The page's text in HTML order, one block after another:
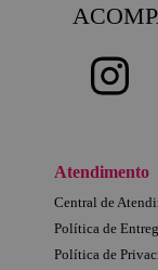
Atendimento
Central de
Política de
Política de